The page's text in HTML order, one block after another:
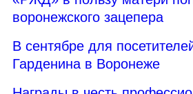
воронежского зацепера
В сентябре для
Гарденина в Воронеже